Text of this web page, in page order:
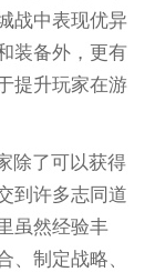
战中表现优异
装备外，更有
提升玩家在游
除了可以获得
到许多志同道
虽然经验丰
、制定战略、